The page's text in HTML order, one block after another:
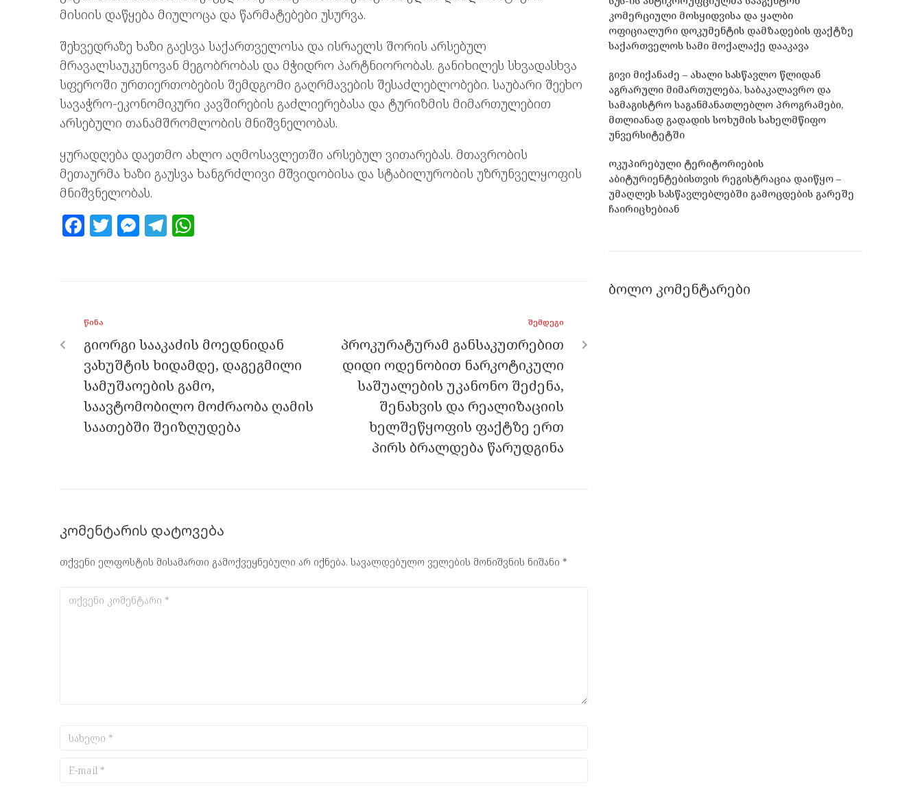
მისიის დაწყება მიულოცა და წარმატებები უსურვა.
შეხვედრაზე ხაზი გაესვა საქართველოსა და ისრაელს შორის არსებულ
მრავალსაუკუნოვან მეგობრობას და მჭიდრო პარტნიორობას. განიხილეს სხვადასხვა
სფეროში ურთიერთობების შემდგომი გაღრმავების შესაძლებლობები. საუბარი შეეხო
სავაჭრო-ეკონომიკური კავშირების გაძლიერებასა და ტურიზმის მიმართულებით
არსებული თანამშრომლობის მნიშვნელობას.
ყურადღება დაეთმო ახლო აღმოსავლეთში არსებულ ვითარებას. მთავრობის
მეთაურმა ხაზი გაუსვა ხანგრძლივი მშვიდობისა და სტაბილურობის უზრუნველყოფის
მნიშვნელობას.
F
o
o
k
T M
er
T
m p
p
ᲬᲘᲜᲐ
გიორგი სააკაძის მოედნიდან
ვახუშტის ხიდამდე, დაგეგმილი
სამუშაოების გამო,
საავტომობილო მოძრაობა ღამის
საათებში შეიზღუდება
ᲨᲔᲛᲓᲔᲒᲘ
პროკურატურამ განსაკუთრებით
დიდი ოდენობით ნარკოტიკული
საშუალების უკანონო შეძენა,
შენახვის და რეალიზაციის
ხელშეწყოფის ფაქტზე ერთ
პირს ბრალდება წარუდგინა
კომენტარის დატოვება
თქვენი ელფოსტის მისამართი გამოქვეყნებული არ იქნება. სავალდებულო ველების მონიშვნის ნიშანი *
კომერციული მოსყიდვისა და ყალბი
ოფიციალური დოკუმენტის დამზადების ფაქტზე
საქართველოს სამი მოქალაქე დააკავა
გივი მიქანაძე – ახალი სასწავლო წლიდან
აგრარული მიმართულება, საბაკალავრო და
სამაგისტრო საგანმანათლებლო პროგრამები,
მთლიანად გადადის სოხუმის სახელმწიფო
უნვერსიტეტში
ოკუპირებული ტერიტორიების
აბიტურიენტებისთვის რეგისტრაცია დაიწყო –
უმაღლეს სასწავლებლებში გამოცდების გარეშე
ჩაირიცხებიან
ᲑᲝᲚᲝ ᲙᲝᲛᲔᲜᲢᲐᲠᲔᲑᲘ